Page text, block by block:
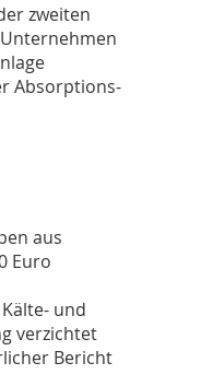
zweiten
Absorptions-
aus
Euro
und
verzichtet
Bericht